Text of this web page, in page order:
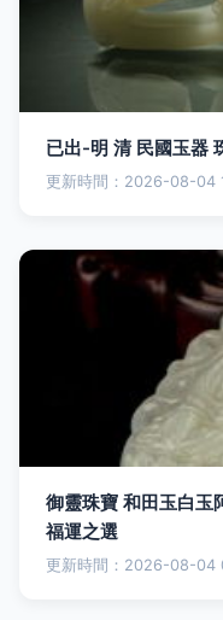
已出-明 清 民國玉器
更新時間：2026-08-04
御靈珠寶 和田玉白
福運之選
更新時間：2026-08-04